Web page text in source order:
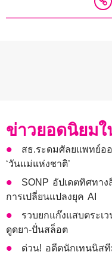
ข่าวยอดนิยม
สธ.ระดมศัลยแพทย์อ
‘วันแม่แห่งชาติ’
SONP อัปเดตทิศทา
การเปลี่ยนแปลงยุค AI
รวบยกแก๊งแสบตระเ
ดูดยา-ปั่นสล็อต
ด่วน! อดีตนักเทนนิส